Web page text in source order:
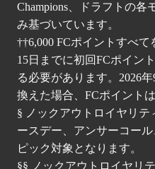
Champions、ドラフトの
み基づいています。
††6,000 FCポイントすべて
15日までに初回FCポイン
る必要があります。2026
換えた場合、FCポイント
§ ノックアウトロイヤリ
ースデー、アンサーコー
ピック対象となります。
§§ ノックアウトロイヤリ